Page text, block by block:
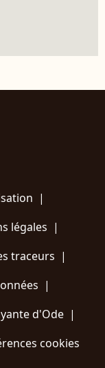
|
légales |
traceurs |
|
d'Ode |
cookies